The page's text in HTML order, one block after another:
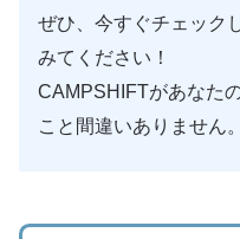
ぜひ、今すぐチェック
みてください！
CAMPSHIFTがあなた
こと間違いありません。